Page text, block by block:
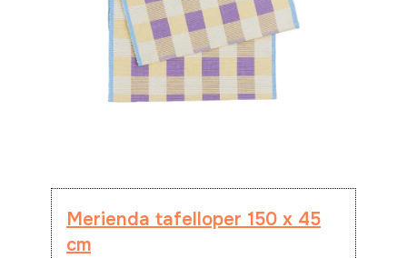
Merienda tafelloper 150 x 45
cm